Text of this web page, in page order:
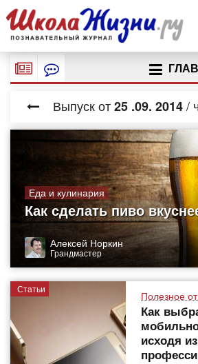
Выпуск от25 .09. 2014/
Еда и кулинария
Как сделать пиво
Алексей Норкин
Грандмастер
Статьи
Полезное
Как
исходя